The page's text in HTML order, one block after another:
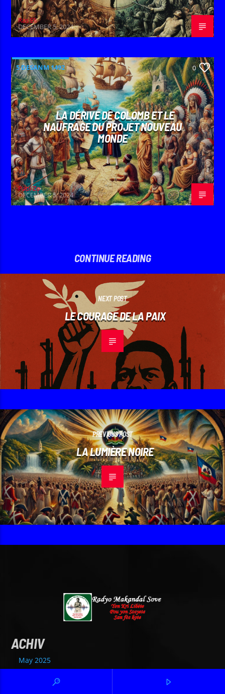
Ras Eli
DECEMBER 5, 2024
5 DESANM 1492 0
LA DÉRIVE DE COLOMB ET LE
NAUFRAGE DU PROJET NOUVEAU
MONDE
Papi Zo
DECEMBER 5, 2024
CONTINUE READING
NEXT POST
LE COURAGE DE LA PAIX
PREVIOUS POST
LA LUMIÈRE NOIRE
ACHIV
May 2025
December 2024